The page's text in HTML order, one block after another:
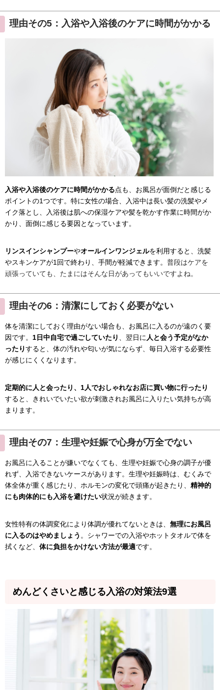
理由その5：入浴や入浴後のケアに時間がかかる
入浴や入浴後のケアに時間がかかる点も、お風呂が面倒だと感じる
ポイントの1つです。特に女性の場合、入浴中は長い髪の洗髪やメ
イク落とし、入浴後は肌への保湿ケアや髪を乾かす作業に時間がか
かり、面倒に感じる要因となっています。
リンスインシャンプーやオールインワンジェルを利用すると、洗髪
やスキンケアが1回で終わり、手間が軽減できます。 普段はケアを
頑張っていても、たまにはそんな日があってもいいですよね。
理由その6：清潔にしておく必要がない
体を清潔にしておく理由がない場合も、お風呂に入るのが遠のく要
因です。 1日中自宅で過ごしていたり 、翌日に人と会う予定がなか
ったりすると、体の汚れや匂いが気にならず、毎日入浴する必要性
が感じにくくなります。
定期的に人と会ったり、1人でおしゃれなお店に買い物に行ったり
すると、きれいでいたい欲が刺激されお風呂に入りたい気持ちが高
まります。
理由その7：生理や妊娠で心身が万全でない
お風呂に入ることが嫌いでなくても、生理や妊娠で心身の調子が優
れず、入浴できないケースがあります。生理や妊娠時は、むくみで
体全体が重く感じたり、ホルモンの変化で頭痛が起きたり、 精神的
にも肉体的にも入浴を避けたい状況が続きます。
女性特有の体調変化により体調が優れてないときは、 無理にお風呂
に入るのはやめましょう 。シャワーでの入浴やホットタオルで体を
拭くなど、 体に負担をかけない方法が最適です。
めんどくさいと感じる入浴の対策法9選